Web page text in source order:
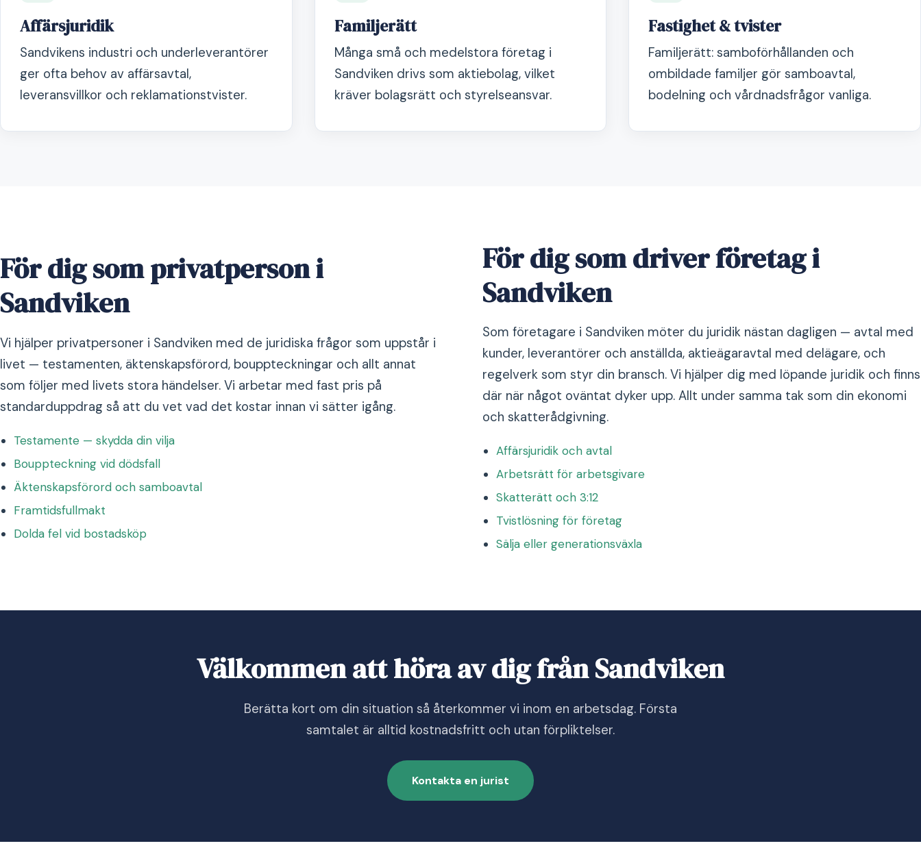
Affärsjuridik
Sandvikens industri och underleverantörer
ger ofta behov av affärsavtal,
leveransvillkor och reklamationstvister.
Familjerätt
Många små och medelstora företag i
Sandviken drivs som aktiebolag, vilket
kräver bolagsrätt och styrelseansvar.
Fastighet & tvister
Familjerätt: samboförhållanden och
ombildade familjer gör samboavtal,
bodelning och vårdnadsfrågor vanliga.
För dig som privatperson i
Sandviken
Vi hjälper privatpersoner i Sandviken med de juridiska frågor som uppstår i
livet — testamenten, äktenskapsförord, bouppteckningar och allt annat
som följer med livets stora händelser. Vi arbetar med fast pris på
standarduppdrag så att du vet vad det kostar innan vi sätter igång.
Testamente — skydda din vilja
Bouppteckning vid dödsfall
Äktenskapsförord och samboavtal
Framtidsfullmakt
Dolda fel vid bostadsköp
För dig som driver företag i
Sandviken
Som företagare i Sandviken möter du juridik nästan dagligen — avtal med
kunder, leverantörer och anställda, aktieägaravtal med delägare, och
regelverk som styr din bransch. Vi hjälper dig med löpande juridik och finns
där när något oväntat dyker upp. Allt under samma tak som din ekonomi
och skatterådgivning.
Affärsjuridik och avtal
Arbetsrätt för arbetsgivare
Skatterätt och 3:12
Tvistlösning för företag
Sälja eller generationsväxla
Välkommen att höra av dig från Sandviken
Berätta kort om din situation så återkommer vi inom en arbetsdag. Första
samtalet är alltid kostnadsfritt och utan förpliktelser.
Kontakta en jurist